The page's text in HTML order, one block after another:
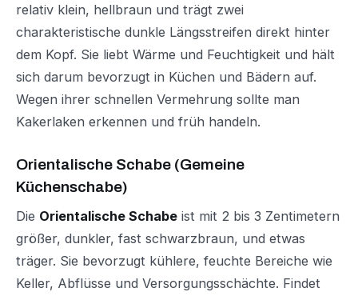
relativ klein, hellbraun und trägt zwei
charakteristische dunkle Längsstreifen direkt hinter
dem Kopf. Sie liebt Wärme und Feuchtigkeit und hält
sich darum bevorzugt in Küchen und Bädern auf.
Wegen ihrer schnellen Vermehrung sollte man
Kakerlaken erkennen und früh handeln.
Orientalische Schabe (Gemeine
Küchenschabe)
Die Orientalische Schabe ist mit 2 bis 3 Zentimetern
größer, dunkler, fast schwarzbraun, und etwas
träger. Sie bevorzugt kühlere, feuchte Bereiche wie
Keller, Abflüsse und Versorgungsschächte. Findet